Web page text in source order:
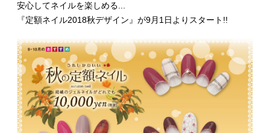
安心してネイルを楽しめる...
『定額ネイル2018秋デザイン』が9月1日よりスタート!!